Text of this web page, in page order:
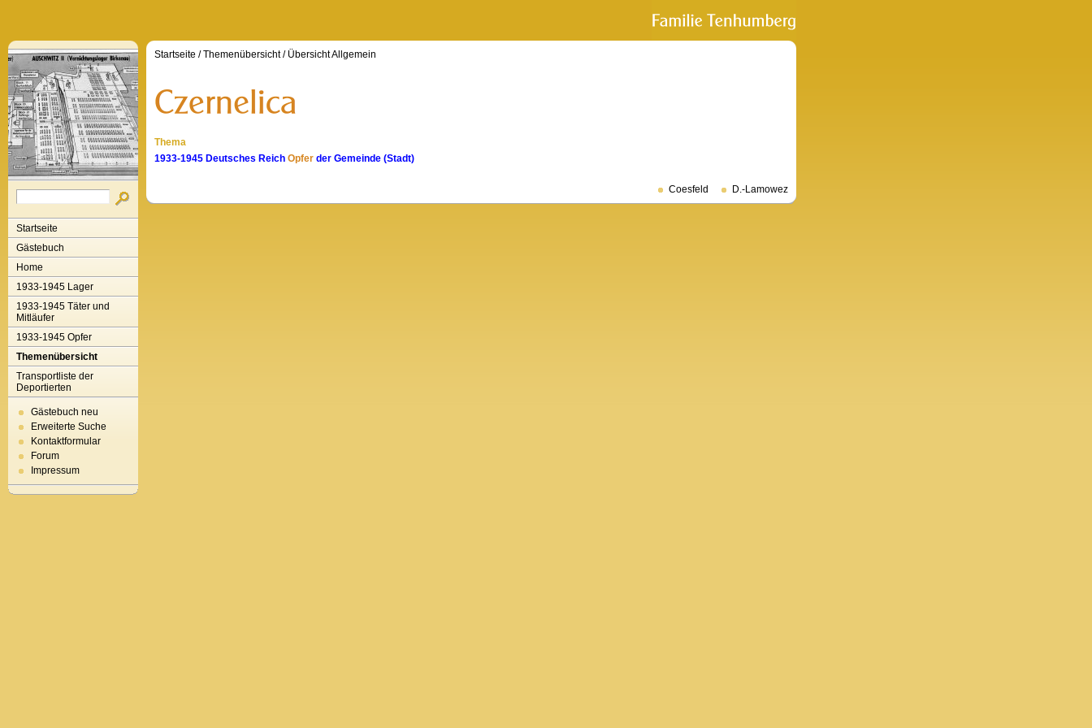
Startseite
Gästebuch
Home
1933-1945 Lager
1933-1945 Täter und
Mitläufer
1933-1945 Opfer
Themenübersicht
Transportliste der
Deportierten
Gästebuch neu
Erweiterte Suche
Kontaktformular
Forum
Impressum
Startseite /Themenübersicht/ Übersicht Allgemein
Thema
1933-1945 Deutsches Reich Opfer der Gemeinde (Stadt)
Coesfeld D.-Lamowez